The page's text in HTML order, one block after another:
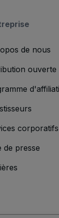
de nous
ouverte
corporatifs
de presse